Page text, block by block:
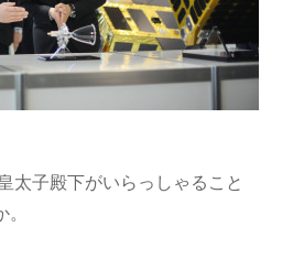
子殿下がいらっしゃること